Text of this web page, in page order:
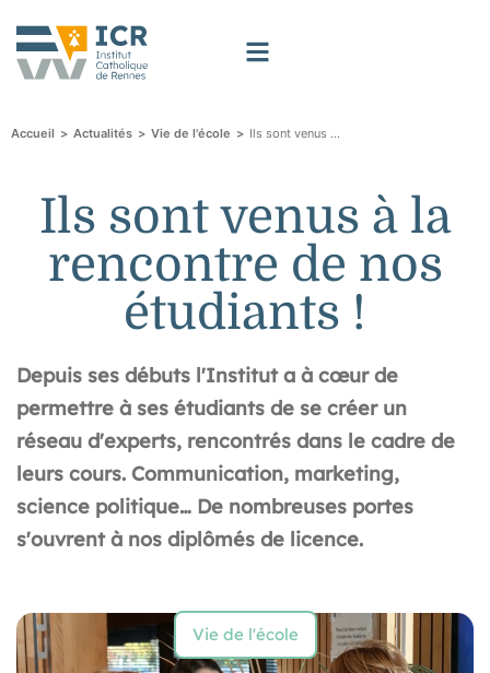
Accueil > Actualités > Vie de l'école > Ils sont venus à la rencontre de nos étudiants !
Ils sont venus à la
rencontre de nos
étudiants !
Depuis ses débuts l'Institut a à cœur de
permettre à ses étudiants de se créer un
réseau d'experts, rencontrés dans le cadre de
leurs cours. Communication, marketing,
science politique… De nombreuses portes
s'ouvrent à nos diplômés de licence.
Vie de l'école